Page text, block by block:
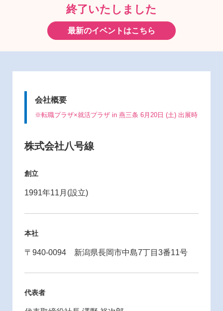
終了いたしました
最新のイベントはこちら
会社概要
※転職プラザ×就活プラザ in 燕三条 6月20日 (土) 出展時
株式会社八号線
創立
1991年11月(設立)
本社
〒940-0094 新潟県長岡市中島7丁目3番11号
代表者